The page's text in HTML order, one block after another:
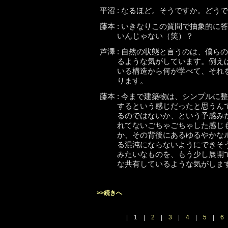
平沼 : なるほど。そうですか。どう
藤本 : いきなりこの質問で抽象的に
いんじゃない（笑）？
芦澤 : 自然の状態と言うのは、僕ら
るような気がしています。例
いる構造から何が学べて、そ
ります。
藤本 : 今まで建築物は、シンプルに
するという感じだったと思うん
るのではないか、という予感
れてないごちゃごちゃした感
か、その背後にあるゆるやかな
る混沌にならないようにでき
みたいなものを、もう少し展開
な共有しているような気がしま
>>続きへ
| 1 | 2 3| 4| 5| 6